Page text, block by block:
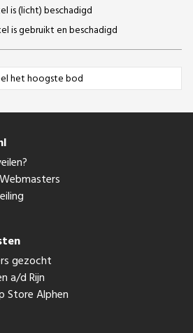
is (licht) beschadigd
is gebruikt en beschadigd
het hoogste bod
gezocht
a/d Rijn
Store Alphen